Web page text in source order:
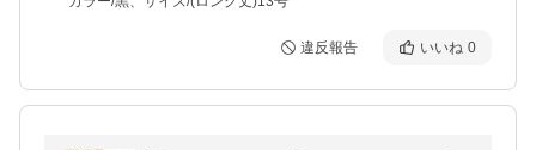
違反報告 いいね 0